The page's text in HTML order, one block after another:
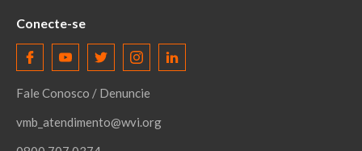
Conecte-se
Fale Conosco / Denuncie
vmb_atendimento@wvi.org